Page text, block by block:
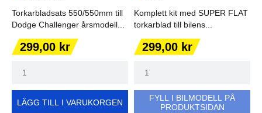
Torkarbladsats 550/550mm till
Dodge Challenger årsmodell...
Pris
299,00 kr
LÄGG TILL I VARUKORGEN
Komplett kit med SUPER FLAT
torkarblad till bilens...
Pris
299,00 kr
FYLL I BILMODELL PÅ
PRODUKTSIDAN